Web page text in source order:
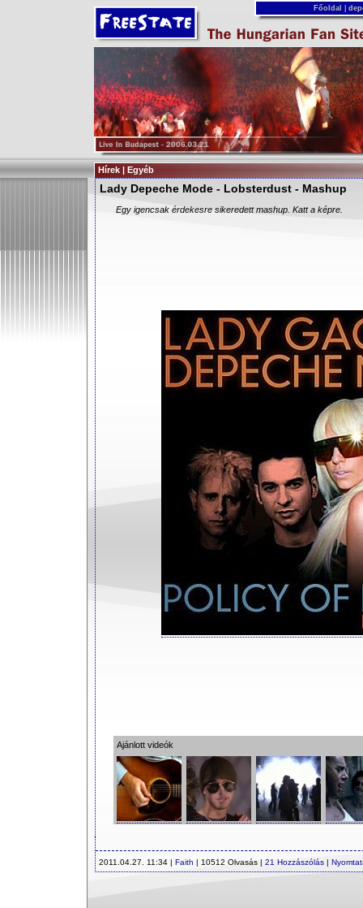
Főoldal
Hírek | Egyéb
Lady Depeche Mode - Lobsterdust - Mashup
Egy igencsak érdekesre sikeredett mashup. Katt a képre.
Ajánlott videók
2011.04.27. 11:34 | Faith | 10512 Olvasás | 21 Hozzászólás |